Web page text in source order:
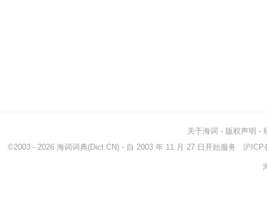
关于海词 - 版权声明 -
©2003 - 2026 海词词典(Dict.CN) - 自 2003 年 11 月 27 日开始服务 沪ICP